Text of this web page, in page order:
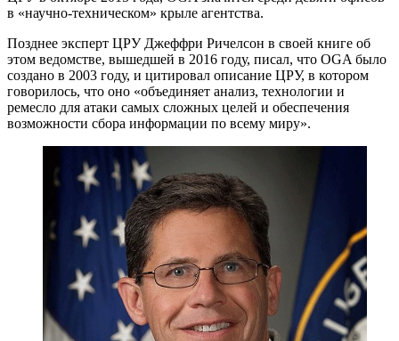
в «научно-техническом» крыле агентства.
Позднее эксперт ЦРУ Джеффри Ричелсон в своей книге об
этом ведомстве, вышедшей в 2016 году, писал, что OGA было
создано в 2003 году, и цитировал описание ЦРУ, в котором
говорилось, что оно «объединяет анализ, технологии и
ремесло для атаки самых сложных целей и обеспечения
возможности сбора информации по всему миру».